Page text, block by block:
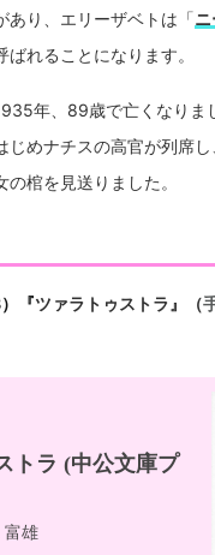
あり、エリーザベトは「
ばれることになります。
年、89歳で亡くなりま
じめナチスの高官が列席
棺を見送りました。
『ツァラトゥストラ』（